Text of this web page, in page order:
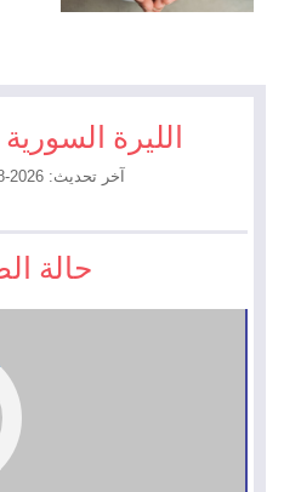
الليرة
آخر تحديث: 2026-08-07 23:14:30
حالة